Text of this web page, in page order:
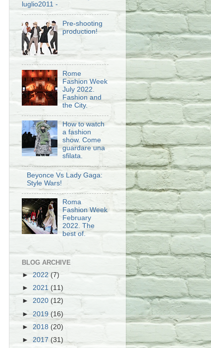
luglio2011 -
Pre-shooting
production!
Rome
Fashion Week
July 2022.
Fashion and
the City.
How to watch
a fashion
show. Come
guardare una
sfilata.
Beyonce Vs Lady Gaga:
Style Wars!
Roma
Fashion Week
February
2022. The
best of.
BLOG ARCHIVE
►2022 (7)
► 2021 (11)
► 2020 (12)
► 2019(16)
► 2018 (20)
► 2017 (31)